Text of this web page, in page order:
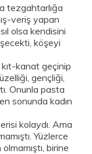
tezgahtarlığa
veriş yapan
olsa kendisini
köşeyi
kıt-kanat geçinip
gençliği,
Onunla pasta
sonunda kadın
kolaydı. Ama
Yüzlerce
birine